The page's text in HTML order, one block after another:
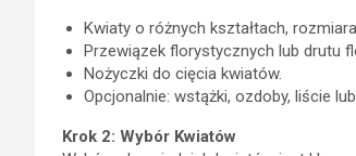
Kwiaty o różnych kształtach,
Przewiązek florystycznych lub drutu
Nożyczki do cięcia kwiatów.
Opcjonalnie: wstążki, ozdoby, liście
Krok 2: Wybór Kwiatów